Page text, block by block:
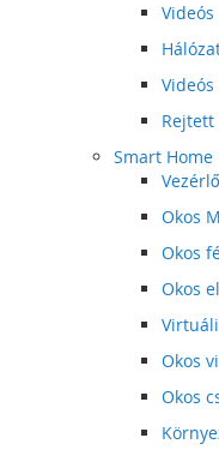
Rejtett
Smart Home
Okos
Okos
Okos
Okos
Okos